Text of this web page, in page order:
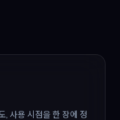
, 사용 시점을 한 장에 정